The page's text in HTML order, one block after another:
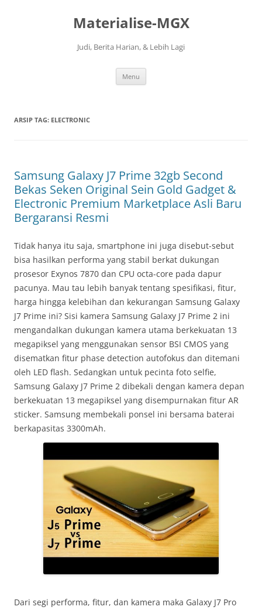
Materialise-MGX
Judi, Berita Harian, & Lebih Lagi
Menu
ARSIP TAG: ELECTRONIC
Samsung Galaxy J7 Prime 32gb Second
Bekas Seken Original Sein Gold Gadget &
Electronic Premium Marketplace Asli Baru
Bergaransi Resmi
Tidak hanya itu saja, smartphone ini juga disebut-sebut
bisa hasilkan performa yang stabil berkat dukungan
prosesor Exynos 7870 dan CPU octa-core pada dapur
pacunya. Mau tau lebih banyak tentang spesifikasi, fitur,
harga hingga kelebihan dan kekurangan Samsung Galaxy
J7 Prime ini? Sisi kamera Samsung Galaxy J7 Prime 2 ini
mengandalkan dukungan kamera utama berkekuatan 13
megapiksel yang menggunakan sensor BSI CMOS yang
disematkan fitur phase detection autofokus dan ditemani
oleh LED flash. Sedangkan untuk pecinta foto selfie,
Samsung Galaxy J7 Prime 2 dibekali dengan kamera depan
berkekuatan 13 megapiksel yang disempurnakan fitur AR
sticker. Samsung membekali ponsel ini bersama baterai
berkapasitas 3300mAh.
Dari segi performa, fitur, dan kamera maka Galaxy J7 Pro